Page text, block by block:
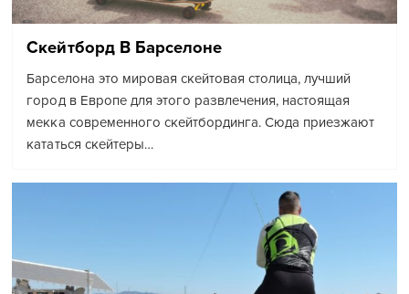
Скейтборд В Барселоне
Барселона это мировая скейтовая столица, лучший
город в Европе для этого развлечения, настоящая
мекка современного скейтбординга. Сюда приезжают
кататься скейтеры…